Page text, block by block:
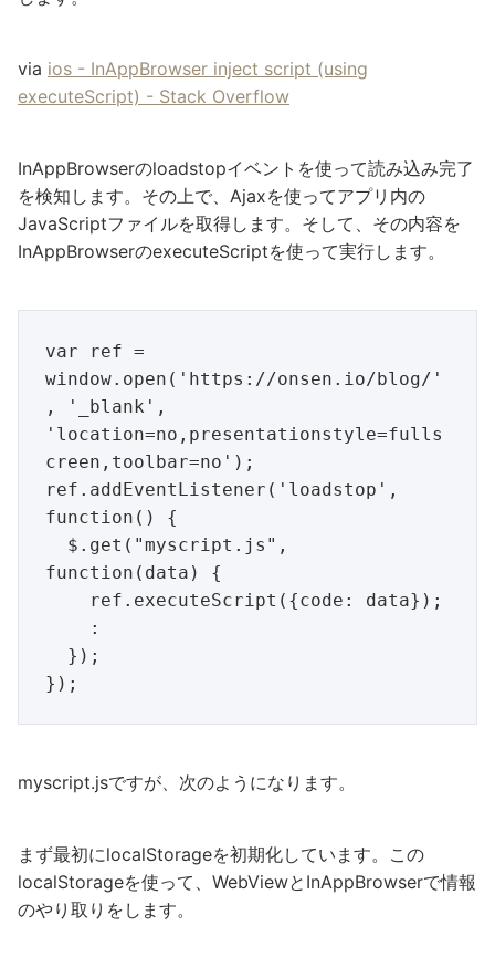
via ios - InAppBrowser inject script (using
executeScript) - Stack Overflow
InAppBrowserのloadstopイベントを使って読み込み完了
を検知します。その上で、Ajaxを使ってアプリ内の
JavaScriptファイルを取得します。そして、その内容を
InAppBrowserのexecuteScriptを使って実行します。
var ref =
window.open('https://onsen.io/blog/'
, '_blank',
'location=no,presentationstyle=fulls
creen,toolbar=no');
ref.addEventListener('loadstop',
function() {
function(data) {
myscript.jsですが、次のようになります。
まず最初にlocalStorageを初期化しています。この
localStorageを使って、WebViewとInAppBrowserで情報
のやり取りをします。